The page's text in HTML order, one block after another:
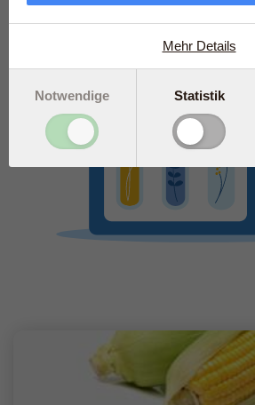
Mehr Details
Notwendige Statistik